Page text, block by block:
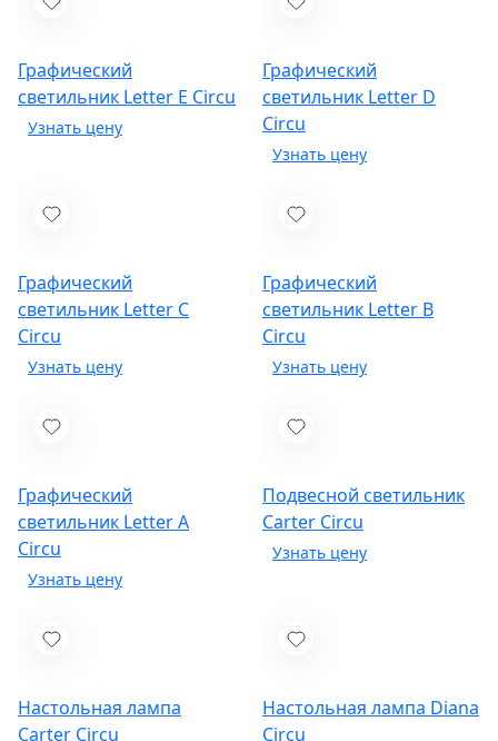
Графический
светильник Letter E Circu
Графический
светильник Letter D
Circu
Графический
светильник Letter C
Circu
Графический
светильник Letter B
Circu
Графический
светильник Letter A
Circu
Подвесной светильник
Carter Circu
Настольная лампа
Carter Circu
Настольная лампа Diana
Circu